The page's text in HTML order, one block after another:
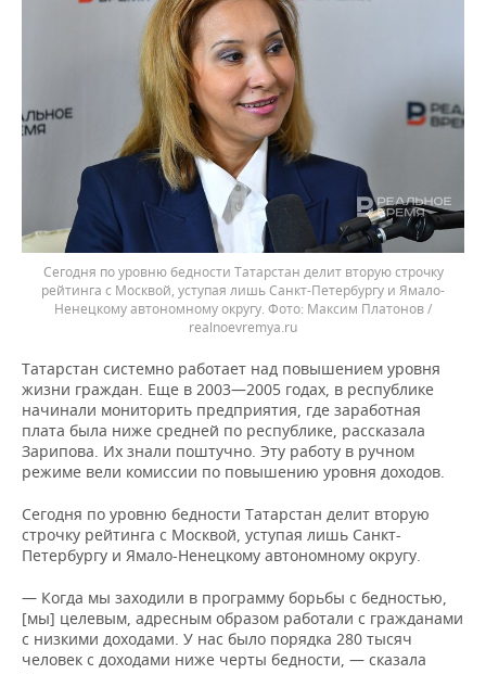
Сегодня по уровню бедности Татарстан делит вторую строчку
рейтинга с Москвой, уступая лишь Санкт-Петербургу и Ямало-
Ненецкому автономному округу.
Максим Платонов /
realnoevremya.ru
Татарстан системно работает над повышением уровня
жизни граждан. Еще в 2003—2005 годах, в республике
начинали мониторить предприятия, где заработная
плата была ниже средней по республике, рассказала
Зарипова. Их знали поштучно. Эту работу в ручном
режиме вели комиссии по повышению уровня доходов.
Сегодня по уровню бедности Татарстан делит вторую
строчку рейтинга с Москвой, уступая лишь Санкт-
Петербургу и Ямало-Ненецкому автономному округу.
— Когда мы заходили в программу борьбы с бедностью,
[мы] целевым, адресным образом работали с гражданами
с низкими доходами. У нас было порядка 280 тысяч
человек с доходами ниже черты бедности, — сказала